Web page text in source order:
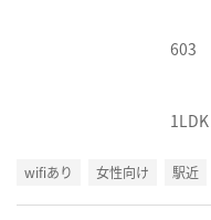
603
1LDK
wifiあり 女性向け 駅近